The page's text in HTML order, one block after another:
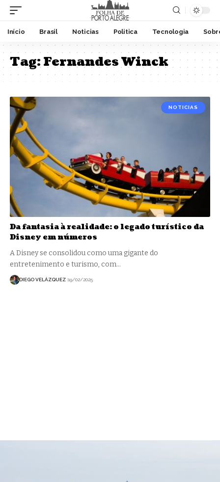
Início Brasil Noticias Politica Tecnologia
Tag:Fernandes Winck
NOTICIAS
Da fantasia à realidade: o legado turístico da
Disney em números
A Disney se consolidou como uma gigante do
entretenimento e turismo, com…
DIEGO VELÁZQUEZ 19/02/2025